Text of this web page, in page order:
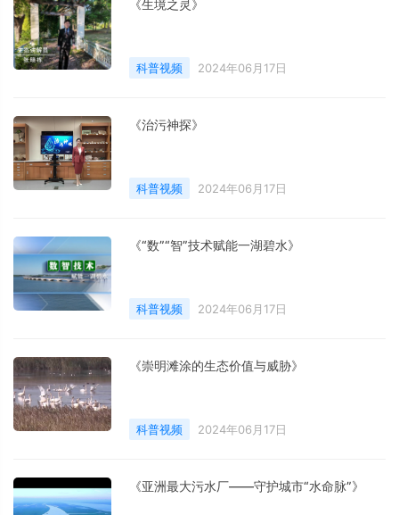
《生境之灵》
科普视频 2024年06月17日
《治污神探》
科普视频 2024年06月17日
《“数”“智”技术赋能一湖碧水》
科普视频 2024年06月17日
《崇明滩涂的生态价值与威胁》
科普视频 2024年06月17日
《亚洲最大污水厂——守护城市“水命脉”》